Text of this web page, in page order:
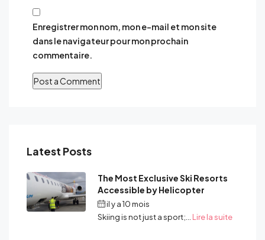
Enregistrer mon nom, mon e-mail et mon site
dans le navigateur pour mon prochain
commentaire.
Latest Posts
The Most Exclusive Ski Resorts
Accessible by Helicopter
il y a 10 mois
Skiing is not just a sport;... Lire la suite